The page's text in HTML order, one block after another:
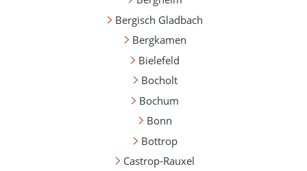
Bergisch Gladbach
Bergkamen
Bielefeld
Bocholt
Bochum
Bonn
Bottrop
Castrop-Rauxel